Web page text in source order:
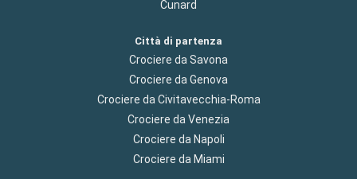
Cunard
Città di partenza
Crociere da Savona
Crociere da Genova
Crociere da Civitavecchia-Roma
Crociere da Venezia
Crociere da Napoli
Crociere da Miami